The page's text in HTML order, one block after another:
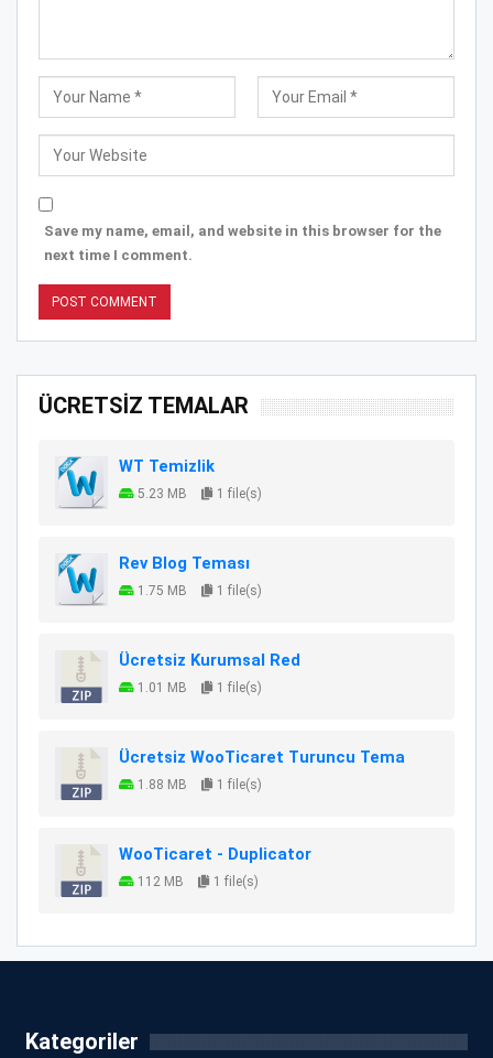
Save my name, email, and website in this browser for the
next time I comment.
ÜCRETSİZ TEMALAR
WT Temizlik
5.23 MB 1 file(s)
Rev Blog Teması
1.75 MB 1 file(s)
Ücretsiz Kurumsal Red
1.01 MB 1 file(s)
Ücretsiz WooTicaret Turuncu Tema
1.88 MB 1 file(s)
WooTicaret - Duplicator
112 MB 1 file(s)
Kategoriler